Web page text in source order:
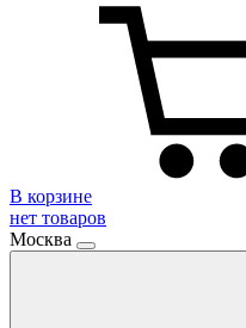
В корзине
нет товаров
Москва